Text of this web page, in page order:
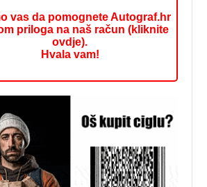
vas da pomognete Autograf.hr
priloga na naš račun (kliknite
ovdje).
Hvala vam!